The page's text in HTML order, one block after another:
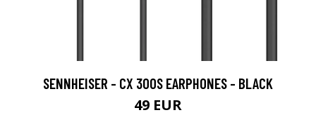
SENNHEISER - CX 300S EARPHONES - BLACK
49 EUR